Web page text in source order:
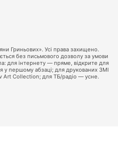
Гриньових». Усі права захищено.
без письмового дозволу за умови
для інтернету — пряме, відкрите для
у першому абзаці; для друкованих ЗМІ
Collection; для ТБ/радіо — усне.